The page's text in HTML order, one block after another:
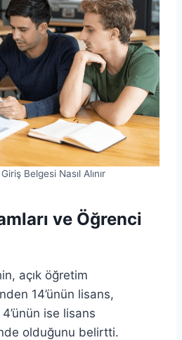
Belgesi Nasıl Alınır
ve Öğrenci
açık öğretim
14’ünün lisans,
ise lisans
olduğunu belirtti.